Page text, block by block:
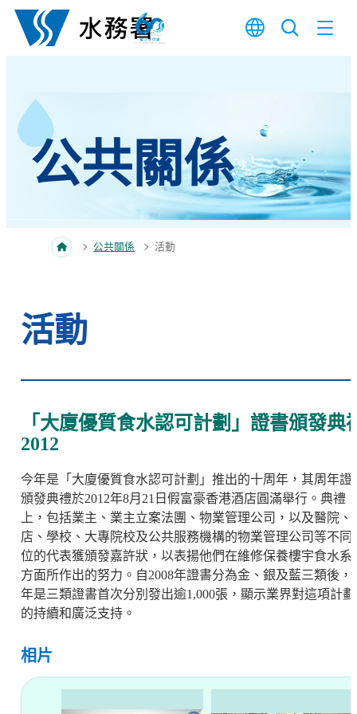
跳至內容
公共關係
公共關係 活動
活動
「大廈優質食水認可計劃」證書頒發典
2012
今年是「大廈優質食水認可計劃」推出的十周年，其周年證
頒發典禮於2012年8月21日假富豪香港酒店圓滿舉行。典禮
上，包括業主、業主立案法團、物業管理公司，以及醫院、
店、學校、大專院校及公共服務機構的物業管理公司等不同
位的代表獲頒發嘉許狀，以表揚他們在維修保養樓宇食水系
方面所作出的努力。自2008年證書分為金、銀及藍三類後，
年是三類證書首次分別發出逾1,000張，顯示業界對這項計劃
的持續和廣泛支持。
相片